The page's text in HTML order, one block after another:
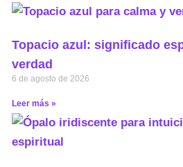
Topacio azul: significado
verdad
6 de agosto de 2026
Leer más »